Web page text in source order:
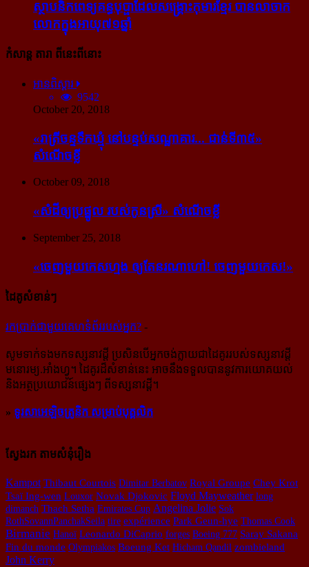
ស្ថាបនិក​ពេទ្យ​គន្ធបុប្ផា​ដែល​សង្គ្រោះ​កុមារ​ខ្មែរ​ បាន​លាចាក​
លោក​ក្នុង​អាយុ​៧១ឆ្នាំ
កំសាន្ដ តារា ពីនេះពីនោះ
អានពិស្ដារ
9542
October 20, 2018
«រាត្រីចន្ទទឹកឃ្មុំ នៅបន្ទប់សណ្ឋាគារ... ជាន់ទី៣៥»
សំណើចខ្លី
October 09, 2018
«សំដី​ឲ្យ​ប្រផ្នូល របស់​កូនស្រី» សំណើចខ្លី
September 25, 2018
«ចេញ​មួយ​កេស​ហ្មង ឲ្យ​តែ​នរណា​ហៅ! ចេញ​មួយ​កេស!»
ដៃគូសំខាន់ៗ
រក​​ប្រាក់​​ជា​​មួយ​​គេហទំព័រ​​របស់​​អ្នក? -
សូម​ទាក់ទង​មក​ទស្សនាវដ្ដី ប្រសិន​បើ​អ្នក​ចង់​ក្លាយ​ជា​ដៃគូរ​របស់​ទស្សនាវដ្ដី​
មនោរម្យ.អាំងហ្វូ។ ដៃ​គូរ​ដ៏​សំខាន់​នេះ អាច​នឹង​ទទួល​បាន​នូវ​ការ​យោគយល់
និង​អត្ថ​ប្រយោជន៍​ផ្សេងៗ ពីទស្សនាវដ្ដី។
» ទូរសាអេឡិចត្រូនិក សម្រាប់បុគ្គលិក
ស្វែងរក តាមសំនុំរឿង
Kampot Thibaut Courtois Dimitar Berbatov Royal Groupe Chey Krot
Tsaï Ing-wen Louxor Novak Djokovic Floyd Mayweather long
dimanch Thach Setha Emirates Cup Angelina Jolie Sok
RothSovannPanchakSeila tire expérience Park Geun-hye Thomas Cook
Birmanie Hanoï Leonardo DiCaprio forges Boeing 777 Saray Sakana
Fin du monde Olympiakos Boeung Ket Hicham Qandil zombieland
John Kerry